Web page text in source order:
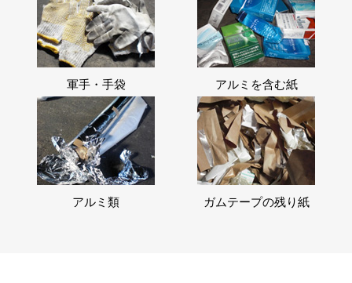
軍手・手袋 アルミを含む紙
アルミ類 ガムテープの残り紙